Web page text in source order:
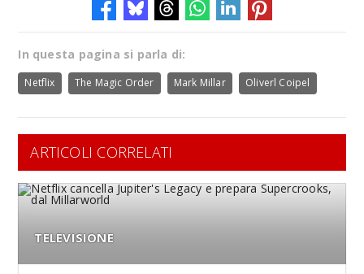
In questa pagina si parla di:
Netflix The Magic Order Mark Millar Oliverl Coipel
ARTICOLI CORRELATI
TELEVISIONE